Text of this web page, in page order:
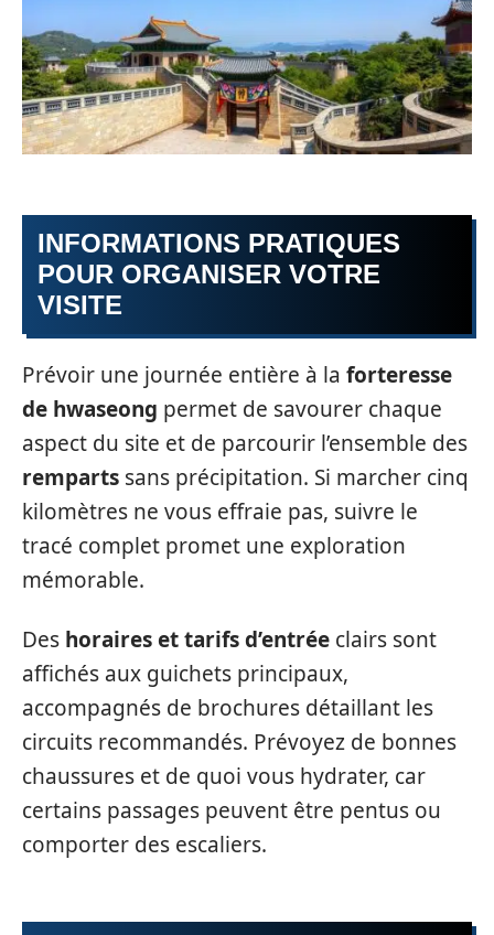
INFORMATIONS PRATIQUES
POUR ORGANISER VOTRE
VISITE
Prévoir une journée entière à la forteresse
de hwaseong permet de savourer chaque
aspect du site et de parcourir l’ensemble des
remparts sans précipitation. Si marcher cinq
kilomètres ne vous effraie pas, suivre le
tracé complet promet une exploration
mémorable.
Des horaires et tarifs d’entrée clairs sont
affichés aux guichets principaux,
accompagnés de brochures détaillant les
circuits recommandés. Prévoyez de bonnes
chaussures et de quoi vous hydrater, car
certains passages peuvent être pentus ou
comporter des escaliers.